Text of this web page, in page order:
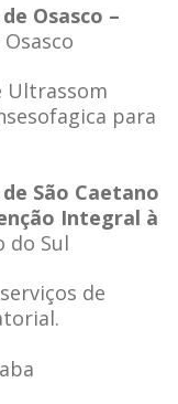
Osasco –
Osasco
Ultrassom
para
São Caetano
Integral à
do Sul
de